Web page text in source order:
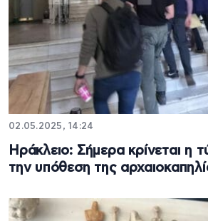
02.05.2025, 14:24
Ηράκλειο: Σήμερα κρίνεται η
την υπόθεση της